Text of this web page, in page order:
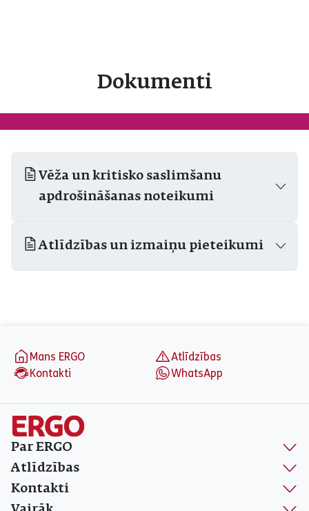
Dokumenti
Vēža un kritisko saslimšanu
apdrošināšanas noteikumi
Atlīdzības un izmaiņu pieteikumi
Mans ERGO
Atlīdzības
Kontakti
WhatsApp
Par ERGO
Atlīdzības
Kontakti